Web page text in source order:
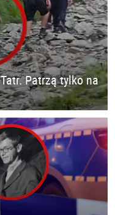
Patrzą tylko na